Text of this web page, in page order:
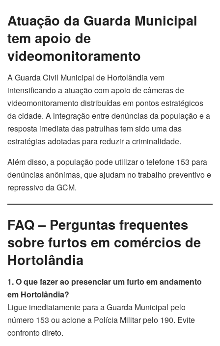
Atuação da Guarda Municipal
tem apoio de
videomonitoramento
A Guarda Civil Municipal de Hortolândia vem
intensificando a atuação com apoio de câmeras de
videomonitoramento distribuídas em pontos estratégicos
da cidade. A integração entre denúncias da população e a
resposta imediata das patrulhas tem sido uma das
estratégias adotadas para reduzir a criminalidade.
Além disso, a população pode utilizar o telefone 153 para
denúncias anônimas, que ajudam no trabalho preventivo e
repressivo da GCM.
FAQ – Perguntas frequentes
sobre furtos em comércios de
Hortolândia
1. O que fazer ao presenciar um furto em andamento
em Hortolândia?
Ligue imediatamente para a Guarda Municipal pelo
número 153 ou acione a Polícia Militar pelo 190. Evite
confronto direto.